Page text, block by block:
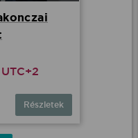
Részletek